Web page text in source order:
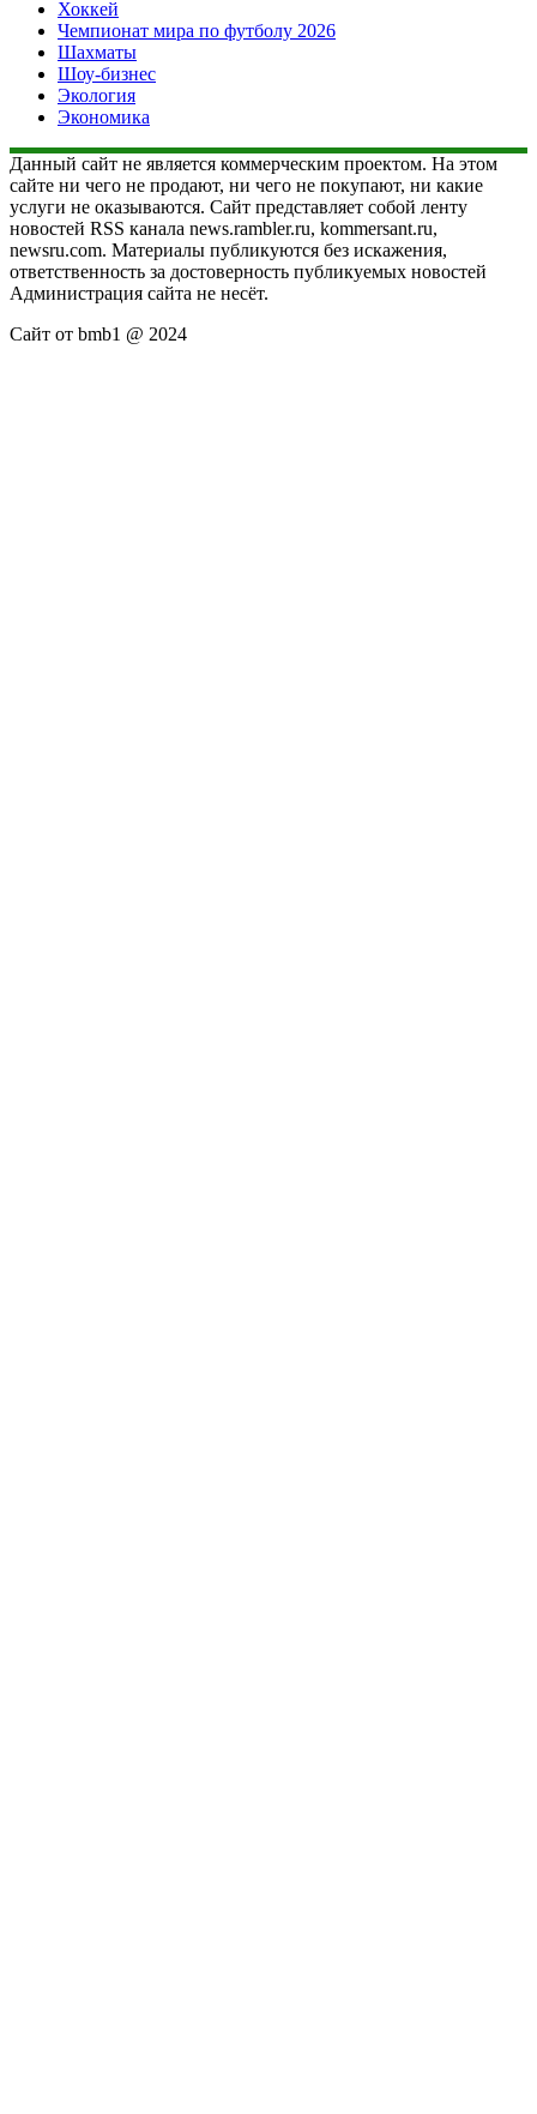
Хоккей
Чемпионат мира по футболу 2026
Шахматы
Шоу-бизнес
Экология
Экономика
Данный сайт не является коммерческим проектом. На этом
сайте ни чего не продают, ни чего не покупают, ни какие
услуги не оказываются. Сайт представляет собой ленту
новостей RSS канала news.rambler.ru, kommersant.ru,
newsru.com. Материалы публикуются без искажения,
ответственность за достоверность публикуемых новостей
Администрация сайта не несёт.
Сайт от bmb1 @ 2024